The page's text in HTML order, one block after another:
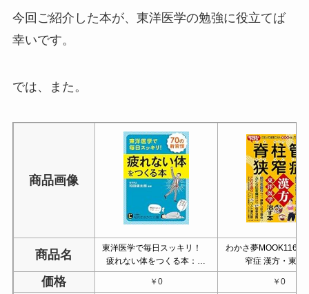
今回ご紹介した本が、東洋医学の勉強に役立てば
幸いです。
では、また。
商品画像
商品名
東洋医学で毎日スッキリ！
疲れない体をつくる本：…
わかさ夢MOOK116
窄症 漢方・東
価格 ￥0 ￥0